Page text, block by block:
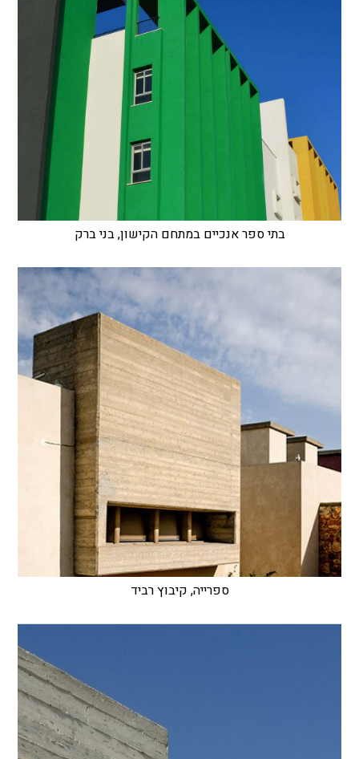
בתי ספר אנכיים במתחם הקישון, בני ברק
ספרייה, קיבוץ רביד